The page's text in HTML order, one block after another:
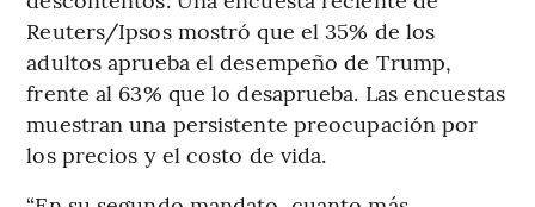
Reuters/Ipsos mostró que el 35% de los
adultos aprueba el desempeño de Trump,
frente al 63% que lo desaprueba. Las encuestas
muestran una persistente preocupación por
los precios y el costo de vida.